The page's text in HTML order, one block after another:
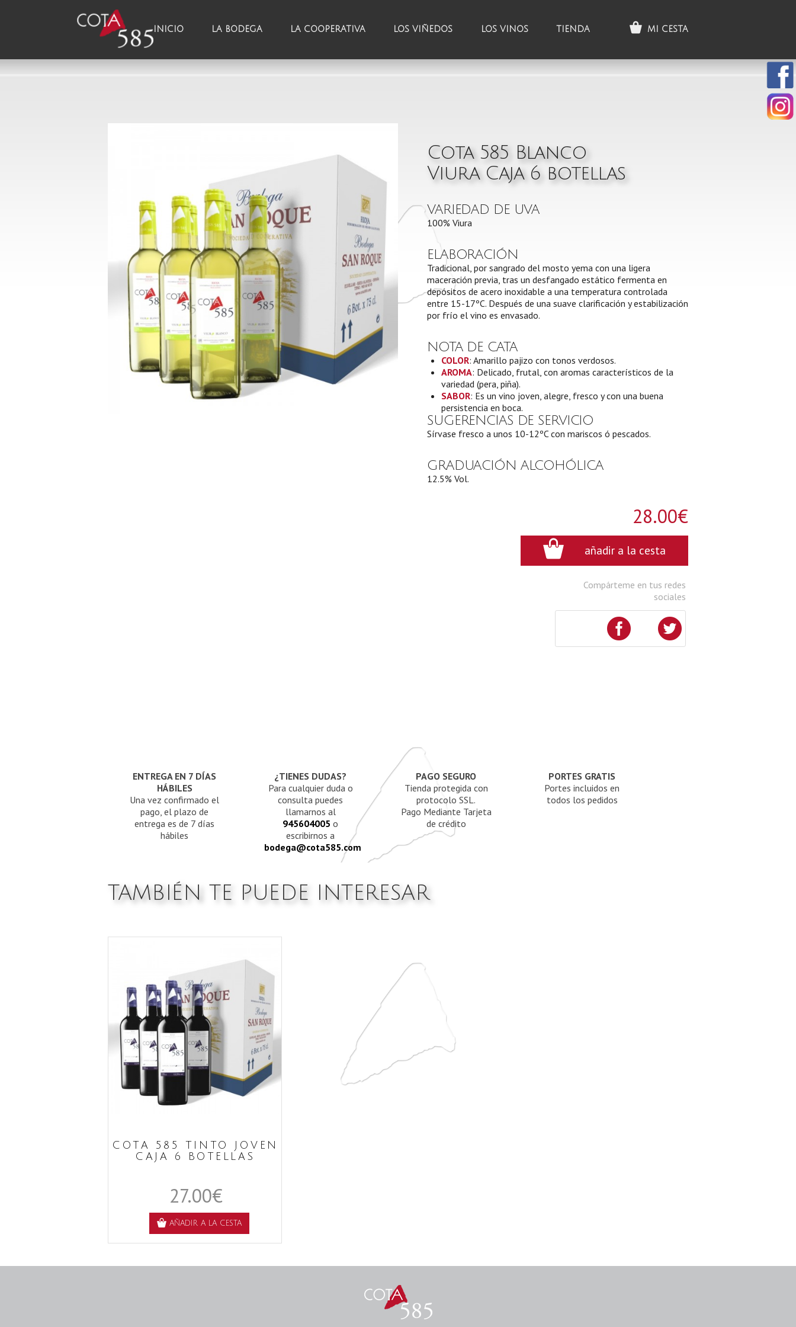
INICIO LA BODEGA LA COOPERATIVA LOS VIÑEDOS LOS VINOS TIENDA MI CESTA
Cota 585 Blanco
Viura Caja 6 botellas
VARIEDAD DE UVA
100% Viura
ELABORACIÓN
Tradicional, por sangrado del mosto yema con una ligera
maceración previa, tras un desfangado estático fermenta en
depósitos de acero inoxidable a una temperatura controlada
entre 15-17ºC. Después de una suave clarificación y estabilización
por frío el vino es envasado.
NOTA DE CATA
COLOR: Amarillo pajizo con tonos verdosos.
AROMA: Delicado, frutal, con aromas característicos de la
variedad (pera, piña).
SABOR: Es un vino joven, alegre, fresco y con una buena
persistencia en boca.
SUGERENCIAS DE SERVICIO
Sírvase fresco a unos 10-12ºC con mariscos ó pescados.
GRADUACIÓN ALCOHÓLICA
12.5% Vol.
28.00€
añadir a la cesta
Compárteme en tus redes
sociales
ENTREGA EN 7 DÍAS
HÁBILES
Una vez confirmado el
pago, el plazo de
entrega es de 7 días
hábiles
¿TIENES DUDAS?
Para cualquier duda o
consulta puedes
llamarnos al
945604005 o
escribirnos a
bodega@cota585.com
PAGO SEGURO
Tienda protegida con
protocolo SSL.
Pago Mediante Tarjeta
de crédito
PORTES GRATIS
Portes incluidos en
todos los pedidos
TAMBIÉN TE PUEDE INTERESAR
COTA 585 TINTO JOVEN
CAJA 6 BOTELLAS
27.00€
AÑADIR A LA CESTA